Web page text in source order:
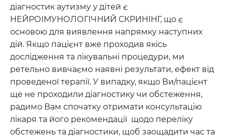
діагностик аутизму у дітей є
НЕЙРОІМУНОЛОГІЧНИЙ СКРИНІНГ, що є
основою для виявлення напрямку наступних
дій. Якщо пацієнт вже проходив якісь
дослідження та лікувальні процедури, ми
ретельно вивчаємо наявні результати, ефект від
проведеної терапії. У випадку, якщо Ви/пацієнт
ще не проходили діагностику чи обстеження,
радимо Вам спочатку отримати консультацію
лікаря та його рекомендації щодо переліку
обстежень та діагностики, щоб заощадити час та